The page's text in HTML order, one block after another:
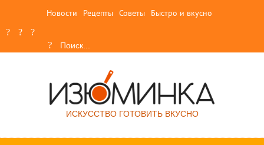
Новости Рецепты Советы Быстро и вкусно
ИСКУССТВО ГОТОВИТЬ ВКУСНО